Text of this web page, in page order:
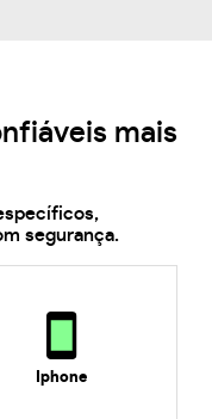
mais
segurança.
Iphone